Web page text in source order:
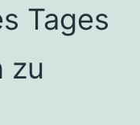
Tages
zu